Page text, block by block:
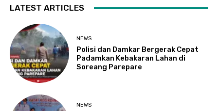
LATEST ARTICLES
NEWS
Polisi dan Damkar Bergerak Cepat
Padamkan Kebakaran Lahan di
Soreang Parepare
NEWS